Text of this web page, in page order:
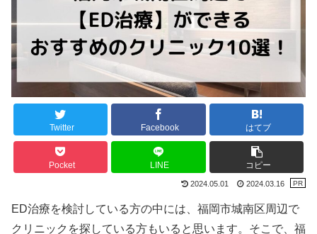
Twitter Facebook はてブ
Pocket LINE コピー
2024.05.01 2024.03.16
ED治療を検討している方の中には、福岡市城南区周辺で
クリニックを探している方もいると思います。そこで、福